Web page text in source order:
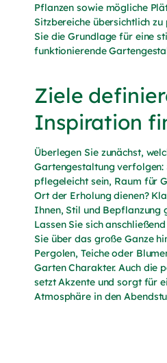
Pflanzen sowie mögliche
Sitzbereiche übersichtlich
Sie die Grundlage für eine
funktionierende
Ziele
Inspiration
Überlegen Sie zunächst,
Gartengestaltung verfolgen:
pflegeleicht sein, Raum für
Ort der Erholung dienen?
Ihnen, Stil und Bepflanzung
Lassen Sie sich
Sie über das große Ganze
Pergolen, Teiche oder
Garten Charakter. Auch die
setzt Akzente und sorgt für
Atmosphäre in den